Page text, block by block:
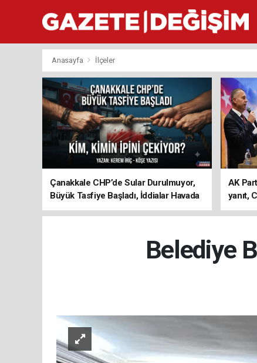
Anasayfa İlçeler
Çanakkale CHP’de Sular Durulmuyor,
Büyük Tasfiye Başladı, İddialar Havada
Uçuşuyor
AK
yanıt,
Belediye